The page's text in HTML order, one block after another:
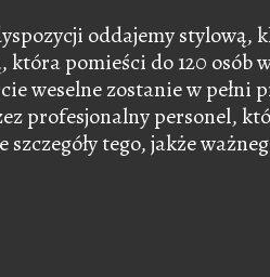
oddajemy stylową,
która pomieści do 120 osób
weselne zostanie w pełni
profesjonalny personel,
szczegóły tego, jakże